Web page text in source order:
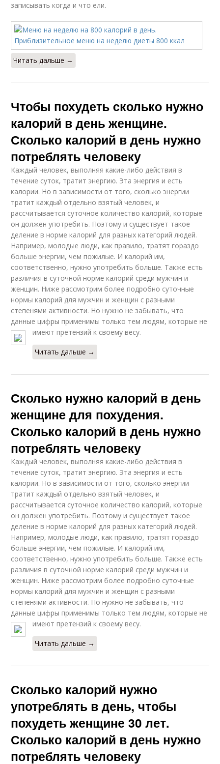
записывать когда и что ели.
Читать дальше →
Чтобы похудеть сколько нужно
калорий в день женщине.
Сколько калорий в день нужно
потреблять человеку
Каждый человек, выполняя какие-либо действия в
течение суток, тратит энергию. Эта энергия и есть
калории. Но в зависимости от того, сколько энергии
тратит каждый отдельно взятый человек, и
рассчитывается суточное количество калорий, которые
он должен употребить. Поэтому и существует такое
деление в норме калорий для разных категорий людей.
Например, молодые люди, как правило, тратят гораздо
больше энергии, чем пожилые. И калорий им,
соответственно, нужно употребить больше. Также есть
различия в суточной норме калорий среди мужчин и
женщин. Ниже рассмотрим более подробно суточные
нормы калорий для мужчин и женщин с разными
степенями активности. Но нужно не забывать, что
данные цифры применимы только тем людям, которые не
имеют претензий к своему весу.
Читать дальше →
Сколько нужно калорий в день
женщине для похудения.
Сколько калорий в день нужно
потреблять человеку
Каждый человек, выполняя какие-либо действия в
течение суток, тратит энергию. Эта энергия и есть
калории. Но в зависимости от того, сколько энергии
тратит каждый отдельно взятый человек, и
рассчитывается суточное количество калорий, которые
он должен употребить. Поэтому и существует такое
деление в норме калорий для разных категорий людей.
Например, молодые люди, как правило, тратят гораздо
больше энергии, чем пожилые. И калорий им,
соответственно, нужно употребить больше. Также есть
различия в суточной норме калорий среди мужчин и
женщин. Ниже рассмотрим более подробно суточные
нормы калорий для мужчин и женщин с разными
степенями активности. Но нужно не забывать, что
данные цифры применимы только тем людям, которые не
имеют претензий к своему весу.
Читать дальше →
Сколько калорий нужно
употреблять в день, чтобы
похудеть женщине 30 лет.
Сколько калорий в день нужно
потреблять человеку